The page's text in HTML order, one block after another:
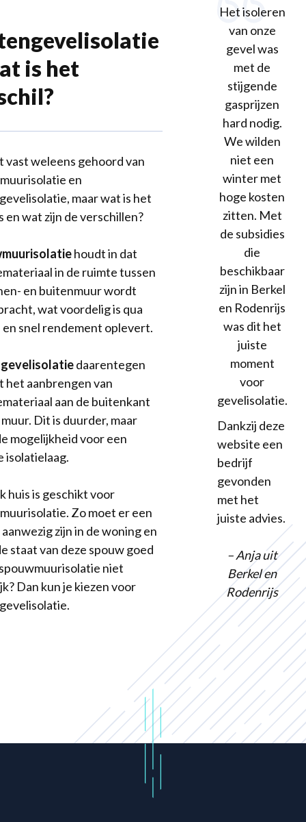
is het
vast weleens gehoord van
en
maar wat is het
en wat zijn de verschillen?
houdt in dat
in de ruimte tussen
en buitenmuur wordt
wat voordelig is qua
snel rendement oplevert.
daarentegen
aanbrengen van
aan de buitenkant
Dit is duurder, maar
mogelijkheid voor een
isolatielaag.
huis is geschikt voor
Zo moet er een
zijn in de woning en
staat van deze spouw goed
niet
Dan kun je kiezen voor
Het isoleren
van onze
gevel was
met de
stijgende
gasprijzen
hard nodig.
We wilden
niet een
winter met
hoge kosten
zitten. Met
de subsidies
die
beschikbaar
zijn in Berkel
en Rodenrijs
was dit het
juiste
moment
voor
gevelisolatie.
Dankzij deze
website een
bedrijf
gevonden
met het
juiste advies.
– Anja uit
Berkel en
Rodenrijs